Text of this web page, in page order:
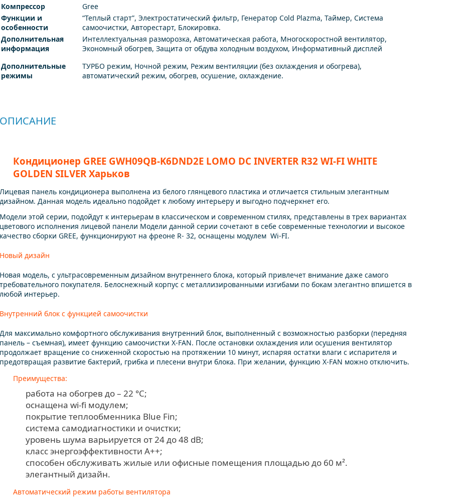
Компрессор
Gree
Функции и
особенности
“Теплый старт”, Электростатический фильтр, Генератор Cold Plazma, Таймер, Система
самоочистки, Авторестарт, Блокировка.
Дополнительная
информация
Интеллектуальная разморозка, Автоматическая работа, Многоскоростной вентилятор,
Экономный обогрев, Защита от обдува холодным воздухом, Информативный дисплей
Дополнительные
режимы
ТУРБО режим, Ночной режим, Режим вентиляции (без охлаждения и обогрева),
автоматический режим, обогрев, осушение, охлаждение.
ОПИСАНИЕ
Кондиционер GREE GWH09QB-K6DND2E LOMO DC INVERTER R32 WI-FI WHITE
GOLDEN SILVER Харьков
Лицевая панель кондиционера выполнена из белого глянцевого пластика и отличается стильным элегантным
дизайном. Данная модель идеально подойдет к любому интерьеру и выгодно подчеркнет его.
Модели этой серии, подойдут к интерьерам в классическом и современном стилях, представлены в трех вариантах
цветового исполнения лицевой панели Модели данной серии сочетают в себе современные технологии и высокое
качество сборки GREE, функционируют на фреоне R- 32, оснащены модулем Wi-FI.
Новый дизайн
Новая модель, с ультрасовременным дизайном внутреннего блока, который привлечет внимание даже самого
требовательного покупателя. Белоснежный корпус с металлизированными изгибами по бокам элегантно впишется в
любой интерьер.
Внутренний блок с функцией самоочистки
Для максимально комфортного обслуживания внутренний блок, выполненный с возможностью разборки (передняя
панель – съемная), имеет функцию самоочистки X-FAN. После остановки охлаждения или осушения вентилятор
продолжает вращение со сниженной скоростью на протяжении 10 минут, испаряя остатки влаги с испарителя и
предотвращая развитие бактерий, грибка и плесени внутри блока. При желании, функцию X-FAN можно отключить.
Преимущества:
работа на обогрев до – 22 °С;
оснащена wi-fi модулем;
покрытие теплообменника Blue Fin;
система самодиагностики и очистки;
уровень шума варьируется от 24 до 48 dB;
класс энергоэффективности A++;
способен обслуживать жилые или офисные помещения площадью до 60 м².
элегантный дизайн.
Автоматический режим работы вентилятора